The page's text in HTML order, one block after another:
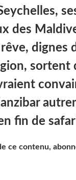
des
dignes
sortent
fin de
ce contenu,